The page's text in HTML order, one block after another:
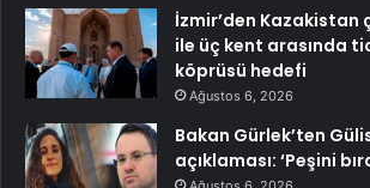
İzmir’den Kazakistan
ile üç kent arasında
köprüsü hedefi
Ağustos 6, 2026
Bakan Gürlek’ten
açıklaması: ‘Peşini